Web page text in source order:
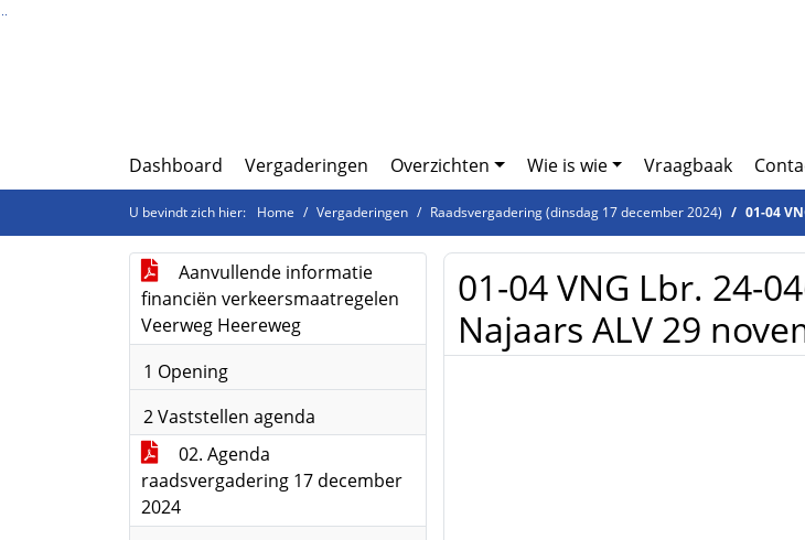
Dashboard Vergaderingen Overzichten Wie is wie Vraagbaak
U bevindt zich hier: Home Vergaderingen Raadsvergadering (dinsdag 17 december 2024) 01-04
Aanvullende informatie
financiën verkeersmaatregelen
Veerweg Heereweg
1 Opening
2 Vaststellen agenda
02. Agenda
raadsvergadering 17 december
2024
01-04 VNG Lbr. 24-
Najaars ALV 29